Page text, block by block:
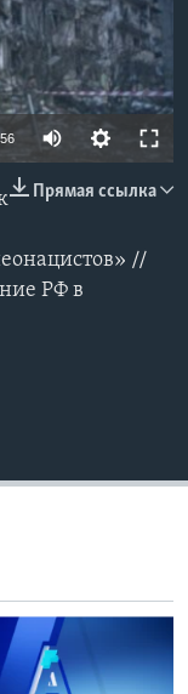
available
Прямая ссылка
//
РФ в